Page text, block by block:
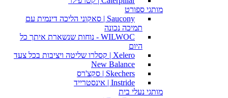
מותגי ספורט
Saucony | סאקוני הליכה דינמית עם
תמיכה נכונה
WILWOC - נוחות שנשארת איתך כל
היום
Xelero | קסלרו שליטה ויציבות בכל צעד
New Balance
Skechers | סקצ'רס
Instride | אינסטרייד
מותגי נעלי בית